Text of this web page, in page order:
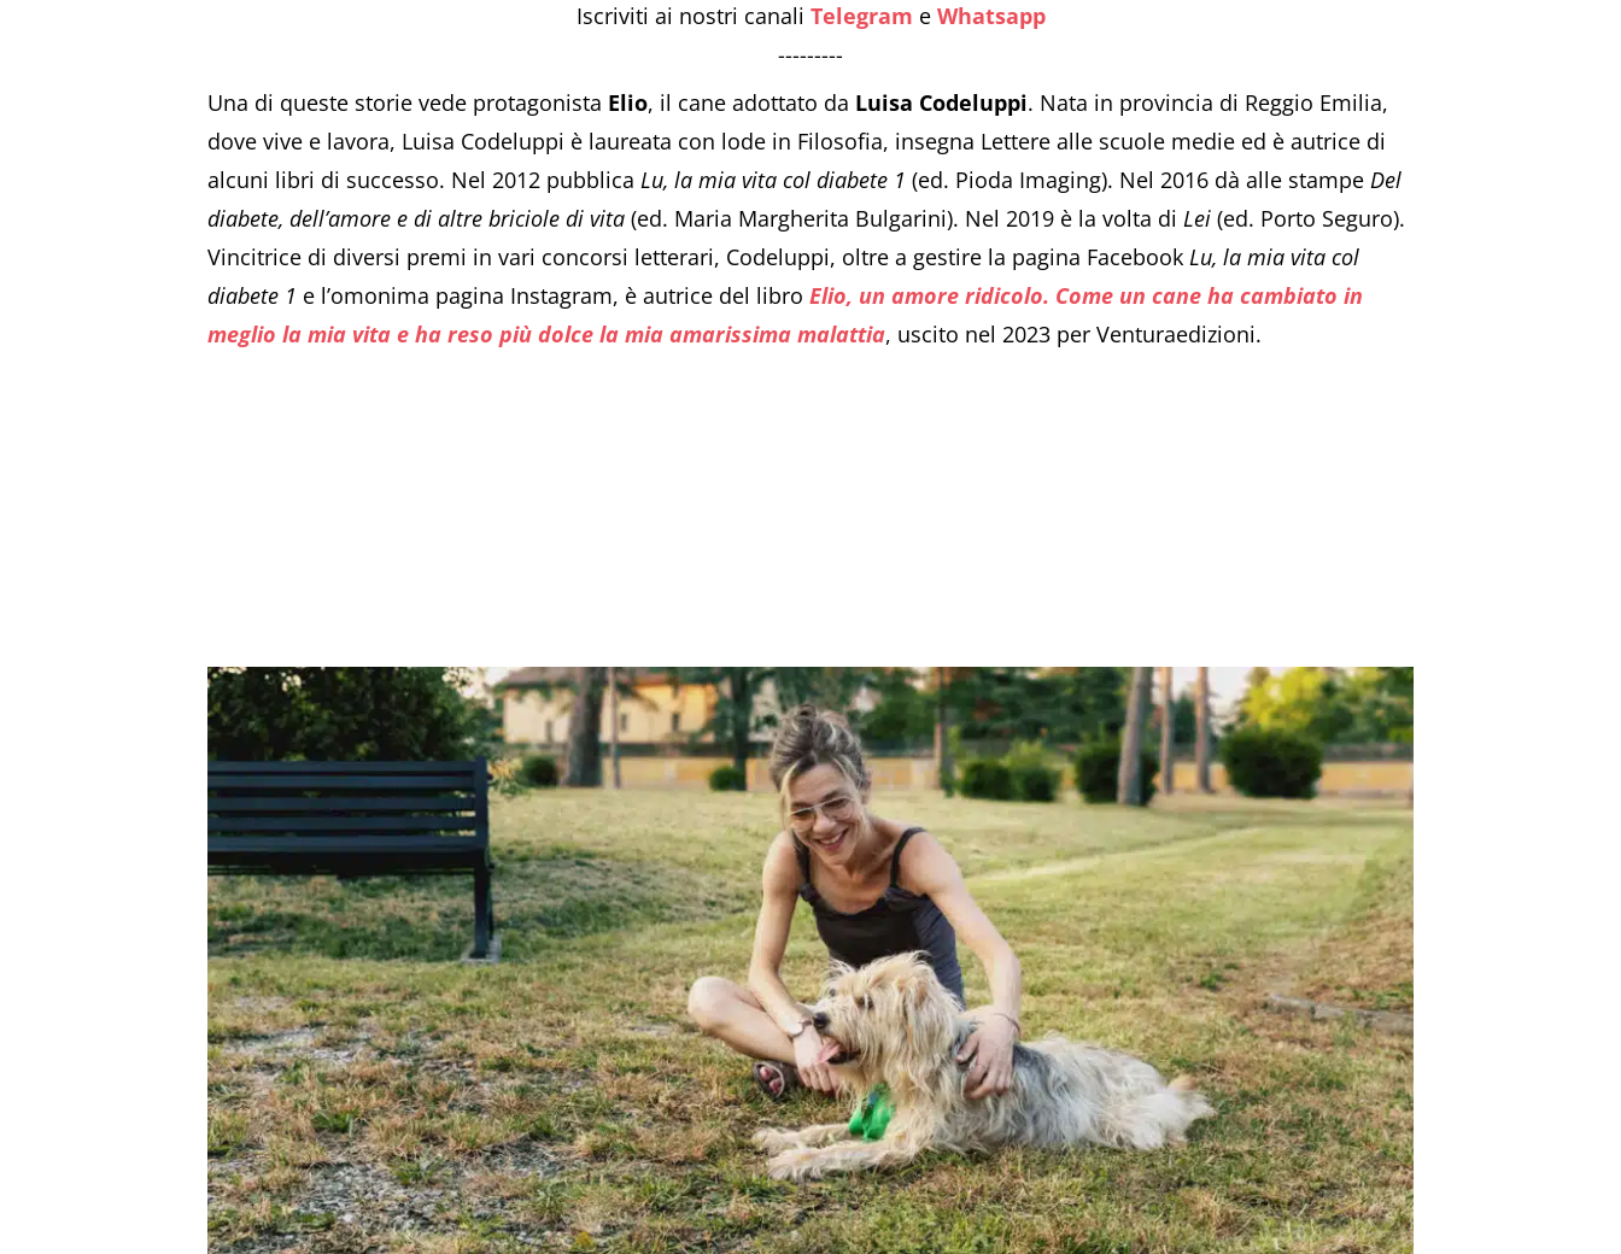
Iscriviti ai nostri canali Telegram e Whatsapp
---------
Una di queste storie vede protagonista Elio, il cane adottato da Luisa Codeluppi. Nata in provincia di Reggio Emilia,
dove vive e lavora, Luisa Codeluppi è laureata con lode in Filosofia, insegna Lettere alle scuole medie ed è autrice di
alcuni libri di successo. Nel 2012 pubblica Lu, la mia vita col diabete 1 (ed. Pioda Imaging). Nel 2016 dà alle stampe Del
diabete, dell’amore e di altre briciole di vita (ed. Maria Margherita Bulgarini). Nel 2019 è la volta di Lei (ed. Porto Seguro).
Vincitrice di diversi premi in vari concorsi letterari, Codeluppi, oltre a gestire la pagina Facebook Lu, la mia vita col
diabete 1 e l’omonima pagina Instagram, è autrice del libro Elio, un amore ridicolo. Come un cane ha cambiato in
meglio la mia vita e ha reso più dolce la mia amarissima malattia, uscito nel 2023 per Venturaedizioni.